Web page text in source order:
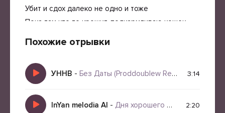
Убит и сдох далеко не одно и тоже
Пока там кто то крошит, подкармливаю кошек
Похожие отрывки
УННВ - Без Даты (Proddoublew Remix) 3:14
InYan melodia AI - Дня хорошего желаю 2:20